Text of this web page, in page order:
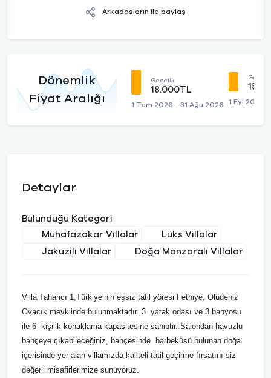
Arkadaşların ile paylaş
Dönemlik
Fiyat Aralığı
Gecelik
18.000TL
1 Tem 2026 - 31 Ağu 2026 1 Eyl 2026
Detaylar
Bulunduğu Kategori
Muhafazakar Villalar
Lüks Villalar
Jakuzili Villalar
Doğa Manzaralı Villalar
Villa Tahancı 1,Türkiye’nin eşsiz tatil yöresi Fethiye, Ölüdeniz
Ovacık mevkiinde bulunmaktadır. 3 yatak odası ve 3 banyosu
ile 6 kişilik konaklama kapasitesine sahiptir. Salondan havuzlu
bahçeye çıkabileceğiniz, bahçesinde barbeküsü bulunan doğa
içerisinde yer alan villamızda kaliteli tatil geçirme fırsatını siz
değerli misafirlerimize sunuyoruz.